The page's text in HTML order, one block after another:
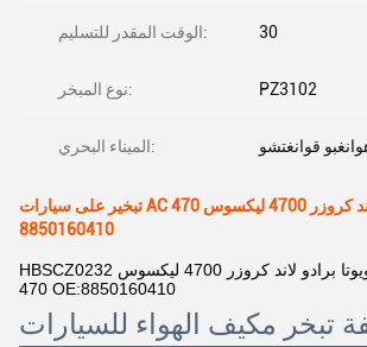
الوقت المقدر للتسليم: 30
نوع المبخر: PZ3102
الميناء البحري: قوانغتشو
تبخير على سيارات AC لتويوتا برادو لاند كروزر 4700 ليكسوس 470 OE
8850160410
HBSCZ0232 تبخّر سيّارة للسيّارة تويوتا برادو لاند كروزر 4700 ليكسوس
470 OE:8850160410
تبخر مكيف الهواء للسيارات